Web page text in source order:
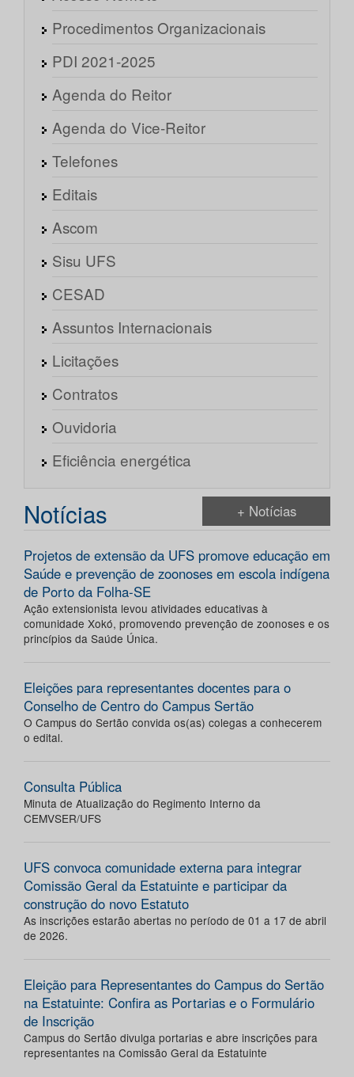
Procedimentos Organizacionais
PDI 2021-2025
Agenda do Reitor
Agenda do Vice-Reitor
Telefones
Editais
Ascom
Sisu UFS
CESAD
Assuntos Internacionais
Licitações
Contratos
Ouvidoria
Eficiência energética
Notícias + Notícias
Projetos de extensão da UFS promove educação em
Saúde e prevenção de zoonoses em escola indígena
de Porto da Folha-SE
Ação extensionista levou atividades educativas à
comunidade Xokó, promovendo prevenção de zoonoses e os
princípios da Saúde Única.
Eleições para representantes docentes para o
Conselho de Centro do Campus Sertão
O Campus do Sertão convida os(as) colegas a conhecerem
o edital.
Consulta Pública
Minuta de Atualização do Regimento Interno da
CEMVSER/UFS
UFS convoca comunidade externa para integrar
Comissão Geral da Estatuinte e participar da
construção do novo Estatuto
As inscrições estarão abertas no período de 01 a 17 de abril
de 2026.
Eleição para Representantes do Campus do Sertão
na Estatuinte: Confira as Portarias e o Formulário
de Inscrição
Campus do Sertão divulga portarias e abre inscrições para
representantes na Comissão Geral da Estatuinte